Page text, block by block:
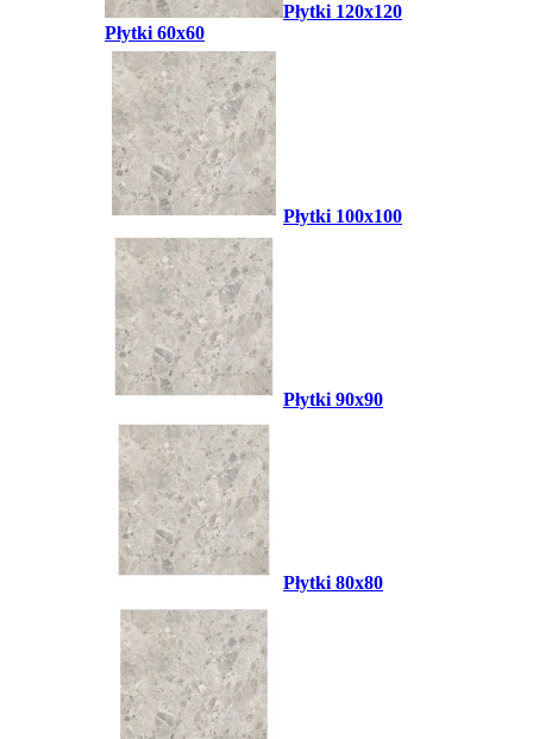
Płytki 120x120
Płytki 60x60
Płytki 100x100
Płytki 90x90
Płytki 80x80